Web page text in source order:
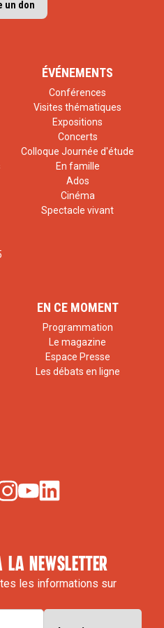
l’environnement
en 2024), le guide
privés et le
. Par ailleurs, depuis 2016,
de l’agrément
de protection de
un don
ÉVÉNEMENTS
Conférences
Visites thématiques
Expositions
Concerts
Colloque Journée d'étude
En famille
Ados
Cinéma
Spectacle vivant
EN CE MOMENT
Programmation
Le magazine
Espace Presse
Les débats en ligne
la newsletter
les informations sur